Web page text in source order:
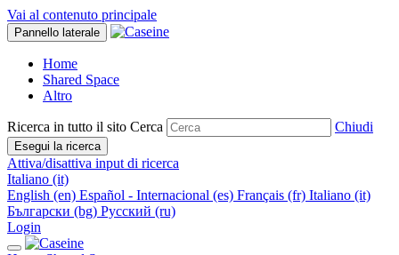
Vai al contenuto principale
Pannello laterale
Home
Shared Space
Altro
Ricerca in tutto il sito Cerca Chiudi
Esegui la ricerca
Attiva/disattiva input di ricerca
Italiano ‎(it)‎
English ‎(en)‎ Español - Internacional ‎(es)‎ Français ‎(fr)‎ Italiano ‎(it)‎
Български ‎(bg)‎ Русский ‎(ru)‎
Login